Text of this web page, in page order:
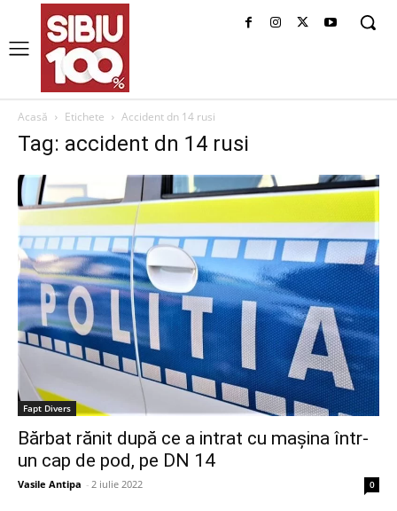
Acasă Etichete Accident dn 14 rusi
Tag: accident dn 14 rusi
Fapt Divers
Bărbat rănit după ce a intrat cu mașina într-
un cap de pod, pe DN 14
Vasile Antipa - 2 iulie 2022 0